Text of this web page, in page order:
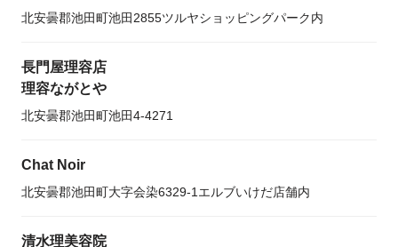
北安曇郡池田町池田2855ツルヤショッピングパーク内
長門屋理容店
理容ながとや
北安曇郡池田町池田4-4271
Chat Noir
北安曇郡池田町大字会染6329-1エルブいけだ店舗内
清水理美容院